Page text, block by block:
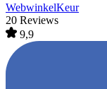
WebwinkelKeur
20 Reviews
9,9